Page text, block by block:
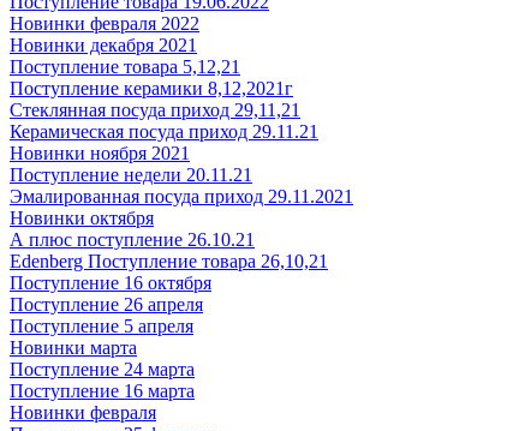
Новинки февраля 2022
Новинки декабря 2021
Поступление товара 5,12,21
Поступление керамики 8,12,2021г
Стеклянная посуда приход 29,11,21
Керамическая посуда приход 29.11.21
Новинки ноября 2021
Поступление недели 20.11.21
Эмалированная посуда приход 29.11.2021
Новинки октября
А плюс поступление 26.10.21
Edenberg Поступление товара 26,10,21
Поступление 16 октября
Поступление 26 апреля
Поступление 5 апреля
Новинки марта
Поступление 24 марта
Поступление 16 марта
Новинки февраля